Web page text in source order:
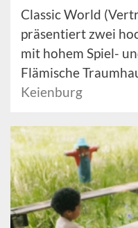
Classic World
präsentiert zwei
mit hohem Spiel-
Flämische
Keienburg